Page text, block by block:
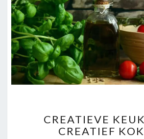
R
E
CREATIEVE
CREATIEF